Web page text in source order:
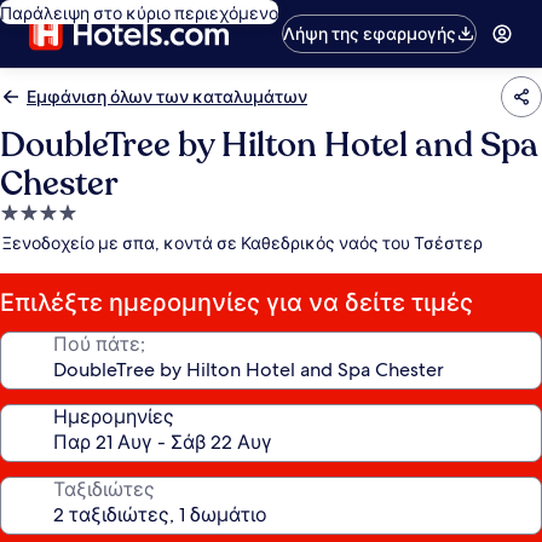
Παράλειψη στο κύριο περιεχόμενο
Λήψη της εφαρμογής
Εμφάνιση όλων των καταλυμάτων
DoubleTree by Hilton Hotel and Spa
Chester
Κατάλυμα
με
αστέρια
Ξενοδοχείο με σπα, κοντά σε Καθεδρικός ναός του Τσέστερ
Επιλέξτε ημερομηνίες για να δείτε τιμές
Πού πάτε;
Ημερομηνίες
Ταξιδιώτες